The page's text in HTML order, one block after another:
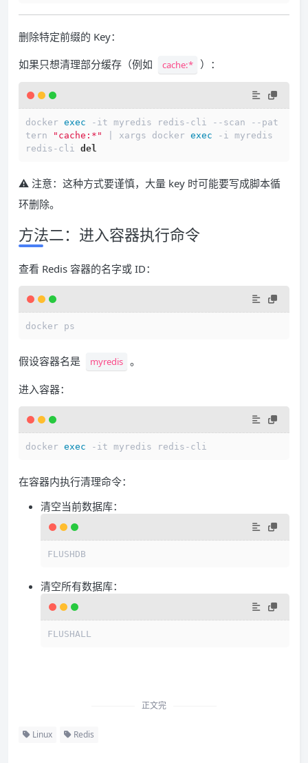
删除特定前缀的 Key：
如果只想清理部分缓存（例如
cache:* ）：
docker exec -it myredis redis-cli --scan --pat
tern
"cache:*" | xargs docker exec -i myredis
redis-cli del
⚠️ 注意：这种方式要谨慎，大量 key 时可能要写成脚本循
环删除。
方法二：进入容器执行命令
查看 Redis 容器的名字或 ID：
假设容器名是 myredis 。
进入容器：
docker exec
在容器内执行清理命令：
清空当前数据库：
清空所有数据库：
正文完
Linux Redis